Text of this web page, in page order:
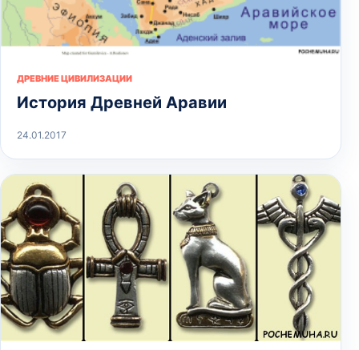
ДРЕВНИЕ ЦИВИЛИЗАЦИИ
История Древней Аравии
24.01.2017